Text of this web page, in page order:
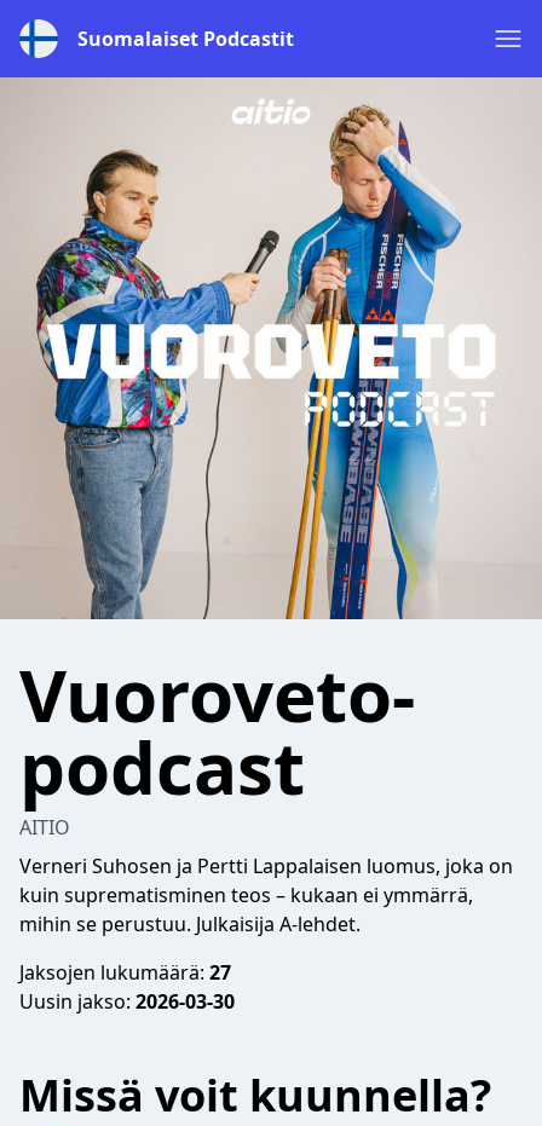
Suomalaiset Podcastit
Vuoroveto-
podcast
AITIO
Verneri Suhosen ja Pertti Lappalaisen luomus, joka on
kuin suprematisminen teos – kukaan ei ymmärrä,
mihin se perustuu. Julkaisija A-lehdet.
Jaksojen lukumäärä: 27
Uusin jakso: 2026-03-30
Missä voit kuunnella?